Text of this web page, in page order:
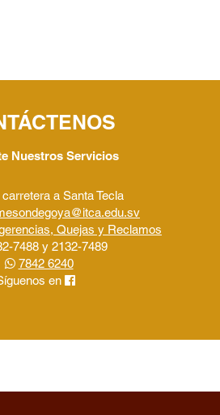
Nuestros Servicios
a Santa Tecla
Quejas y Reclamos
7488 y 2132-7489
7842 6240
en